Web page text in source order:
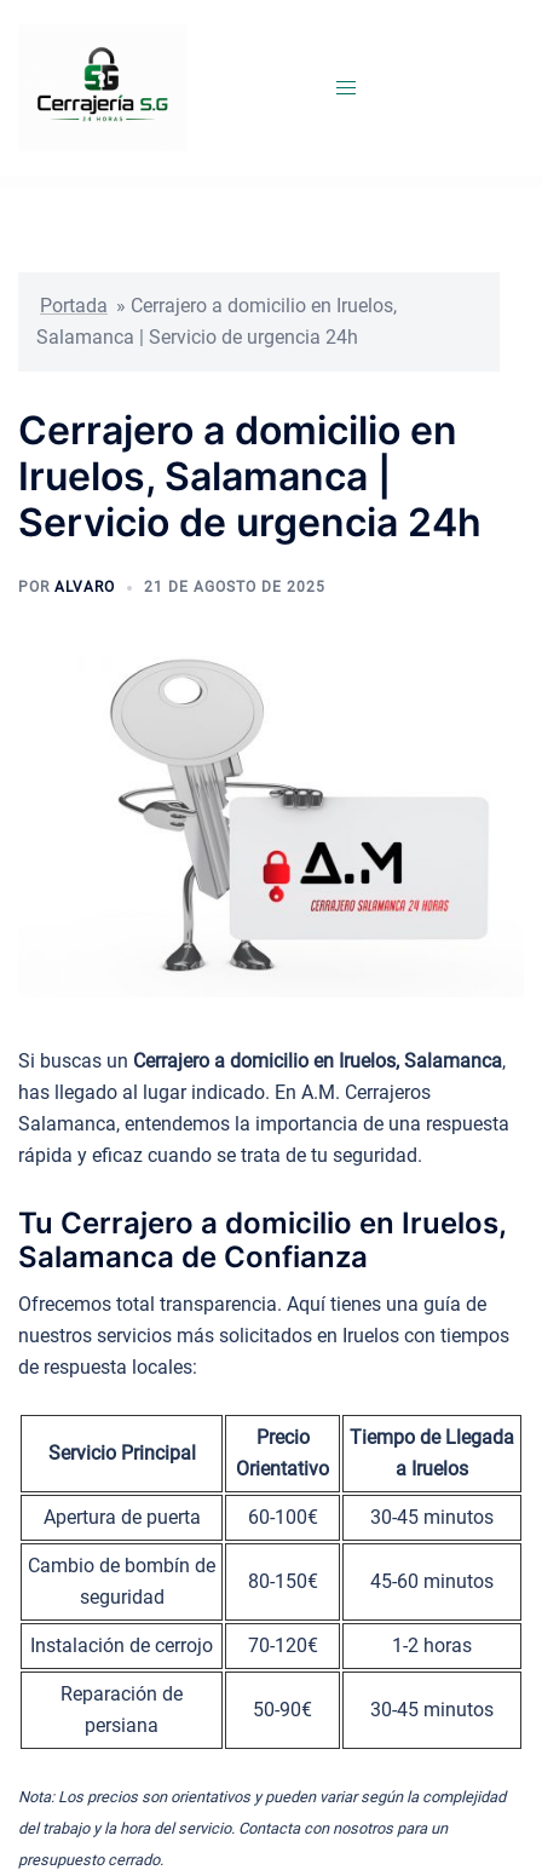
Portada » Cerrajero a domicilio en Iruelos,
Salamanca | Servicio de urgencia 24h
Cerrajero a domicilio en
Iruelos, Salamanca |
Servicio de urgencia 24h
POR ALVARO 21 DE AGOSTO DE 2025
Si buscas un Cerrajero a domicilio en Iruelos, Salamanca,
has llegado al lugar indicado. En A.M. Cerrajeros
Salamanca, entendemos la importancia de una respuesta
rápida y eficaz cuando se trata de tu seguridad.
Tu Cerrajero a domicilio en Iruelos,
Salamanca de Confianza
Ofrecemos total transparencia. Aquí tienes una guía de
nuestros servicios más solicitados en Iruelos con tiempos
de respuesta locales:
Servicio Principal
Precio
Orientativo
Tiempo de Llegada
a Iruelos
Apertura de puerta 60-100€ 30-45 minutos
Cambio de bombín de
seguridad
80-150€ 45-60 minutos
Instalación de cerrojo 70-120€ 1-2 horas
Reparación de
persiana
50-90€ 30-45 minutos
Nota: Los precios son orientativos y pueden variar según la complejidad
del trabajo y la hora del servicio. Contacta con nosotros para un
presupuesto cerrado.